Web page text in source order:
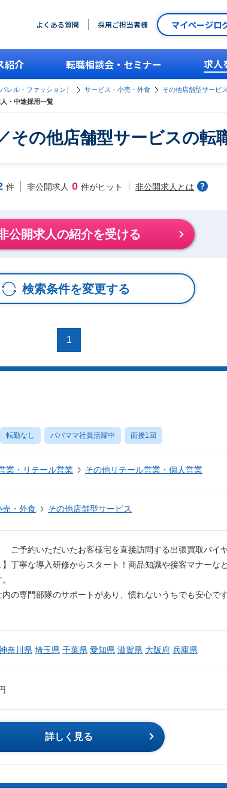
よくある質問 採用ご担当者様 マイページロ
紹介 転職相談会・セミナー 求人
レル・ファッション） サービス・小売・外食
その他店舗型サービス
・中途採用一覧
の他店舗型サービスの転
件 非公開求人 0 件がヒット 非公開求人とは
公開求人の紹介を受ける
検索条件を変更する
1
転勤なし パパママ社員活躍中 面接1回
業・リテール営業 その他リテール営業・個人営業
・外食 その他店舗型サービス
ご予約いただいたお客様宅を直接訪問する出張買取バイ
】丁寧な導入研修からスタート！商品知識や接客マナーな
の専門部隊のサポートがあり、慣れないうちでも安心です
奈川県 埼玉県 千葉県 愛知県 滋賀県 大阪府 兵庫県
詳しく見る